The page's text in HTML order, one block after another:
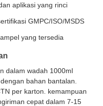
aplikasi yang rinci
GMPC/ISO/MSDS
yang tersedia
dalam wadah 1000ml
bahan bantalan.
per karton. kemampuan
cepat dalam 7-15